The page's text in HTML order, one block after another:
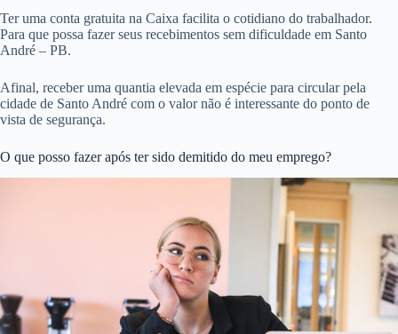
Ter uma conta gratuita na Caixa facilita o cotidiano do trabalhador.
Para que possa fazer seus recebimentos sem dificuldade em Santo
André – PB.
Afinal, receber uma quantia elevada em espécie para circular pela
cidade de Santo André com o valor não é interessante do ponto de
vista de segurança.
O que posso fazer após ter sido demitido do meu emprego?